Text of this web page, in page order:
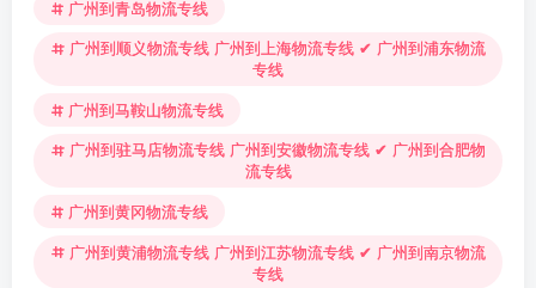
广州到青岛物流专线
广州到顺义物流专线 广州到上海物流专线 ✔ 广州到浦东物流
专线
广州到马鞍山物流专线
广州到驻马店物流专线 广州到安徽物流专线 ✔ 广州到合肥物
流专线
广州到黄冈物流专线
广州到黄浦物流专线 广州到江苏物流专线 ✔ 广州到南京物流
专线